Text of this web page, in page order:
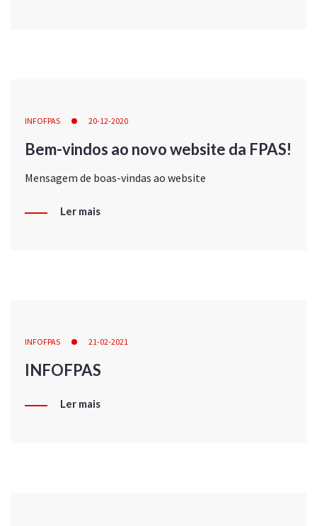
INFOFPAS 20-12-2020
Bem-vindos ao novo website da FPAS!
Mensagem de boas-vindas ao website
Ler mais
INFOFPAS 21-02-2021
INFOFPAS
Ler mais